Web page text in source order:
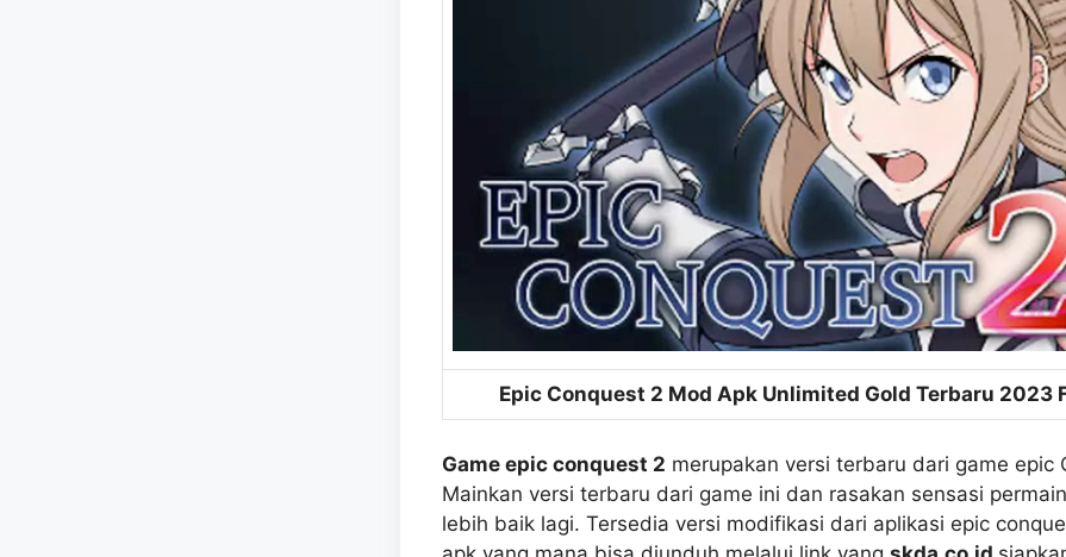
Epic Conquest 2 Mod Apk Unlimited Gold Terbaru 2023
Game epic conquest 2 merupakan versi terbaru dari game epic
Mainkan versi terbaru dari game ini dan rasakan sensasi
lebih baik lagi. Tersedia versi modifikasi dari aplikasi epic